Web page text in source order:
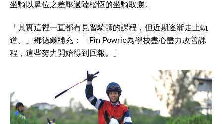
坐騎以鼻位之差壓過陸楷恆的坐騎取勝。
「其實這裡一直都有見習騎師的課程，但近期逐漸走上軌
道。」鄧德爾補充：「Fin Powrie為學校盡心盡力改善課
程，這些努力開始得到回報。」